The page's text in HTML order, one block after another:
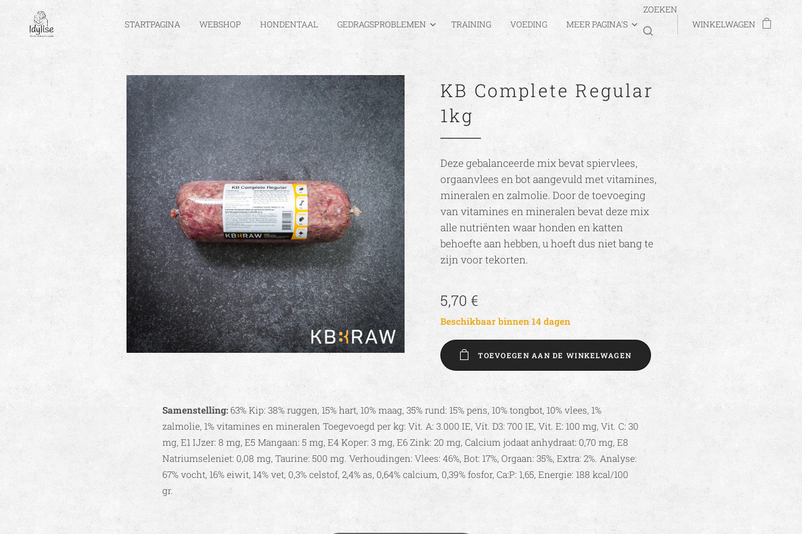
STARTPAGINA WEBSHOP HONDENTAAL GEDRAGSPROBLEMEN TRAINING VOEDING MEER PAGINA'S
ZOEKEN
WINKELWAGEN
KB Complete Regular
1kg
Deze gebalanceerde mix bevat spiervlees,
orgaanvlees en bot aangevuld met vitamines,
mineralen en zalmolie. Door de toevoeging
van vitamines en mineralen bevat deze mix
alle nutriënten waar honden en katten
behoefte aan hebben, u hoeft dus niet bang te
zijn voor tekorten.
5,70€
Beschikbaar binnen 14 dagen
TOEVOEGEN AAN DE WINKELWAGEN
Samenstelling: 63% Kip: 38% ruggen, 15% hart, 10% maag, 35% rund: 15% pens, 10% tongbot, 10% vlees, 1%
zalmolie, 1% vitamines en mineralen Toegevoegd per kg: Vit. A: 3.000 IE, Vit. D3: 700 IE, Vit. E: 100 mg, Vit. C: 30
mg, E1 IJzer: 8 mg, E5 Mangaan: 5 mg, E4 Koper: 3 mg, E6 Zink: 20 mg, Calcium jodaat anhydraat: 0,70 mg, E8
Natriumseleniet: 0,08 mg, Taurine: 500 mg. Verhoudingen: Vlees: 46%, Bot: 17%, Orgaan: 35%, Extra: 2%. Analyse:
67% vocht, 16% eiwit, 14% vet, 0,3% celstof, 2,4% as, 0,64% calcium, 0,39% fosfor, Ca:P: 1,65, Energie: 188 kcal/100
gr.